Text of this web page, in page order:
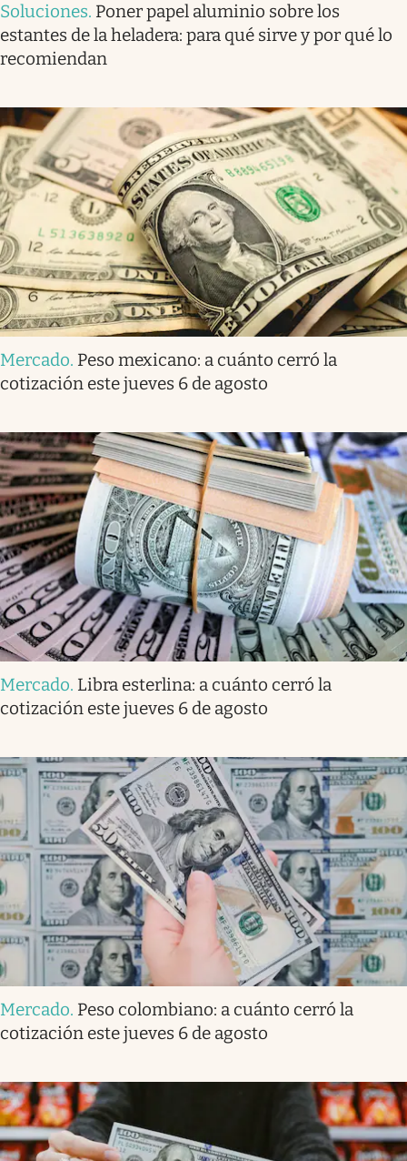
Soluciones. Poner papel aluminio sobre los
estantes de la heladera: para qué sirve y por qué lo
recomiendan
Mercado. Peso mexicano: a cuánto cerró la
cotización este jueves 6 de agosto
Mercado. Libra esterlina: a cuánto cerró la
cotización este jueves 6 de agosto
Mercado. Peso colombiano: a cuánto cerró la
cotización este jueves 6 de agosto